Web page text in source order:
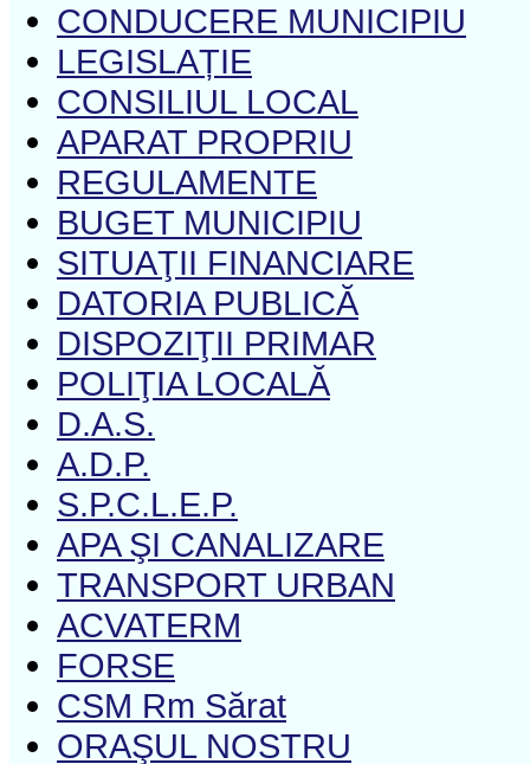
CONDUCERE MUNICIPIU
LEGISLAȚIE
CONSILIUL LOCAL
APARAT PROPRIU
REGULAMENTE
BUGET MUNICIPIU
SITUAŢII FINANCIARE
DATORIA PUBLICĂ
DISPOZIŢII PRIMAR
POLIŢIA LOCALĂ
D.A.S.
A.D.P.
S.P.C.L.E.P.
APA ŞI CANALIZARE
TRANSPORT URBAN
ACVATERM
FORSE
CSM Rm Sărat
ORAŞUL NOSTRU